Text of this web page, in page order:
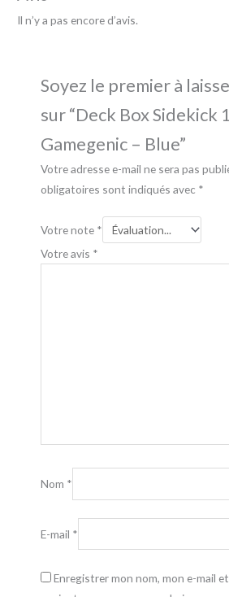
Il n’y a pas encore d’avis.
Soyez le premier à
sur “Deck Box Sidekick
Gamegenic – Blue”
Votre adresse e-mail ne sera pas
obligatoires sont indiqués avec *
Votre note *
Votre avis *
Nom *
E-mail *
Enregistrer mon nom, mon e-mail